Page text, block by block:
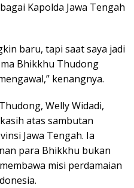
Kapolda Jawa Tengah
baru, tapi saat saya jadi
Bhikkhu Thudong
kenangnya.
Welly Widadi,
atas sambutan
Jawa Tengah. Ia
para Bhikkhu bukan
misi perdamaian